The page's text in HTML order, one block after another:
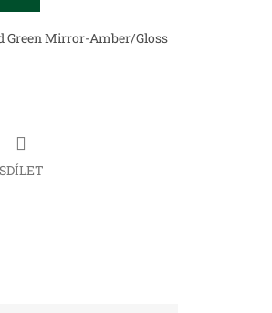
Green Mirror-Amber/Gloss
SDÍLET